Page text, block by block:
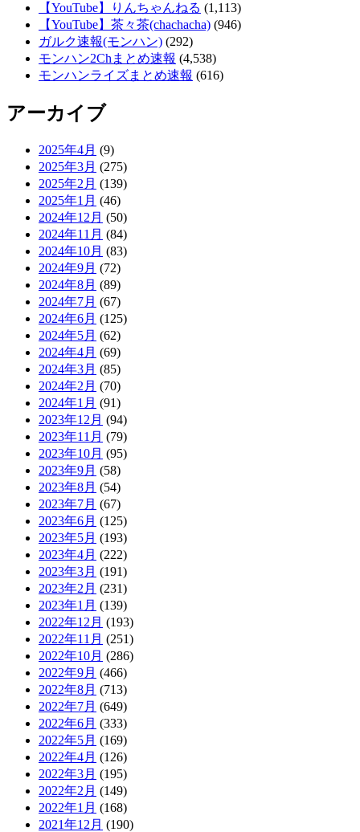
【YouTube】りんちゃんねる (1,113)
【YouTube】茶々茶(chachacha) (946)
ガルク速報(モンハン) (292)
モンハン2Chまとめ速報 (4,538)
モンハンライズまとめ速報 (616)
アーカイブ
2025年4月 (9)
2025年3月 (275)
2025年2月 (139)
2025年1月 (46)
2024年12月 (50)
2024年11月 (84)
2024年10月 (83)
2024年9月 (72)
2024年8月 (89)
2024年7月 (67)
2024年6月 (125)
2024年5月 (62)
2024年4月 (69)
2024年3月 (85)
2024年2月 (70)
2024年1月 (91)
2023年12月 (94)
2023年11月 (79)
2023年10月 (95)
2023年9月 (58)
2023年8月 (54)
2023年7月 (67)
2023年6月 (125)
2023年5月 (193)
2023年4月 (222)
2023年3月 (191)
2023年2月 (231)
2023年1月 (139)
2022年12月 (193)
2022年11月 (251)
2022年10月 (286)
2022年9月 (466)
2022年8月 (713)
2022年7月 (649)
2022年6月 (333)
2022年5月 (169)
2022年4月 (126)
2022年3月 (195)
2022年2月 (149)
2022年1月 (168)
2021年12月 (190)